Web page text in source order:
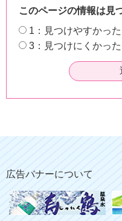
このページの情報は見
1：見つけやすかった
3：見つけにくかった
広告バナーについて